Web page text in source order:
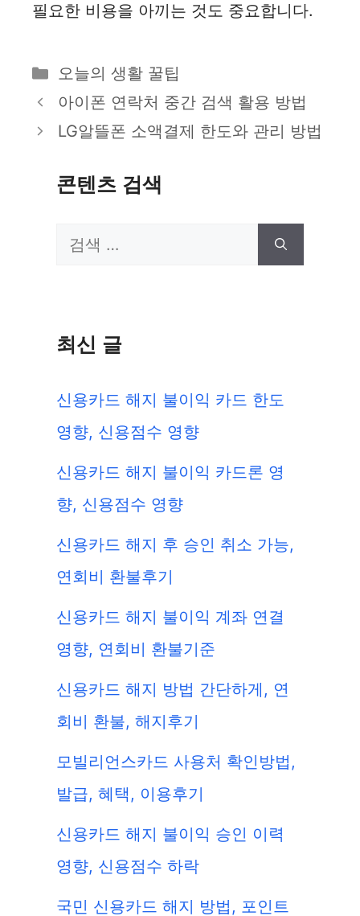
필요한 비용을 아끼는 것도 중요합니다.
카
테
리
오늘의 생활 꿀팁
아이폰 연락처 중간 검색 활용 방법
LG알뜰폰 소액결제 한도와 관리 방법
콘텐츠 검색
검
최신 글
신용카드 해지 불이익 카드 한도
영향, 신용점수 영향
신용카드 해지 불이익 카드론 영
향, 신용점수 영향
신용카드 해지 후 승인 취소 가능,
연회비 환불후기
신용카드 해지 불이익 계좌 연결
영향, 연회비 환불기준
신용카드 해지 방법 간단하게, 연
회비 환불, 해지후기
모빌리언스카드 사용처 확인방법,
발급, 혜택, 이용후기
신용카드 해지 불이익 승인 이력
영향, 신용점수 하락
국민 신용카드 해지 방법, 포인트